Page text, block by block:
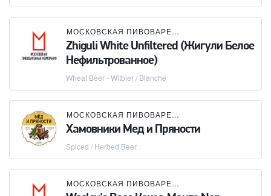
МОСКОВСКАЯ ПИВОВАРЕННАЯ КОМПАНИЯ (МПК)
Zhiguli White Unfiltered (Жигули Белое
Нефильтрованное)
Wheat Beer - Witbier / Blanche
МОСКОВСКАЯ ПИВОВАРЕННАЯ КОМПАНИЯ (МПК)
Хамовники Мед и Пряности
Spiced / Herbed Beer
МОСКОВСКАЯ ПИВОВАРЕННАЯ КОМПАНИЯ (МПК)